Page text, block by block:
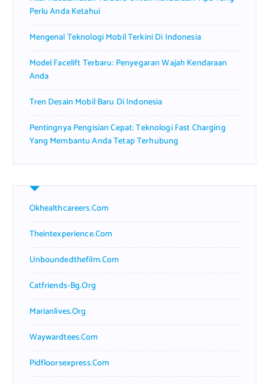
Perlu Anda Ketahui
Mengenal Teknologi Mobil Terkini Di Indonesia
Model Facelift Terbaru: Penyegaran Wajah Kendaraan
Anda
Tren Desain Mobil Baru Di Indonesia
Pentingnya Pengisian Cepat: Teknologi Fast Charging
Yang Membantu Anda Tetap Terhubung
Okhealthcareers.com
Theintexperience.com
Unboundedthefilm.com
Catfriends-Bg.org
Marianlives.org
Waywardtees.com
Pidfloorsexpress.com